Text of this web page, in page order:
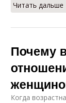
Читать
Почему
Когда